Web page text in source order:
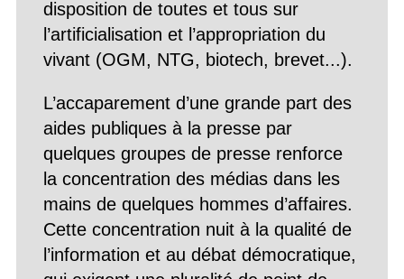
disposition de toutes et tous sur
l’artificialisation et l’appropriation du
vivant (OGM, NTG, biotech, brevet...).
L’accaparement d’une grande part des
aides publiques à la presse par
quelques groupes de presse renforce
la concentration des médias dans les
mains de quelques hommes d’affaires.
Cette concentration nuit à la qualité de
l’information et au débat démocratique,